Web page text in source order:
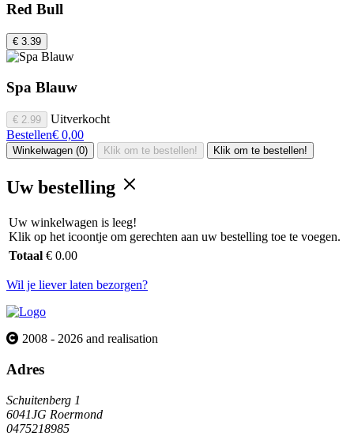
Red Bull
€ 3.39
Spa Blauw
€ 2.99
Uitverkocht
Bestellen€ 0,00
Winkelwagen (0) Klik om te bestellen! Klik om te bestellen!
Uw bestelling
Uw winkelwagen is leeg!
Klik op het icoontje om gerechten aan uw bestelling toe te voegen.
Totaal € 0.00
Wil je liever laten bezorgen?
2008 - 2026 and realisation
Adres
Schuitenberg 1
6041JG Roermond
0475218985